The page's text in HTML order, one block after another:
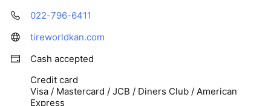
022-796-6411
tireworldkan.com
Cash accepted
Credit card
Visa / Mastercard / JCB / Diners Club / American
Express